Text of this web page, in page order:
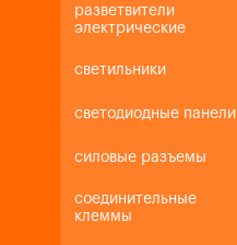
разветвители
электрические
светильники
светодиодные панели
силовые разъемы
соединительные
клеммы